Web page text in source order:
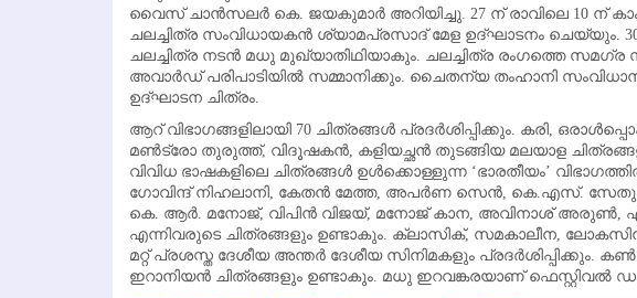
വൈസ് ചാന്‍സലര്‍ കെ. ജയകുമാര്‍ അറിയിച്ചു. 27 ന് രാവിലെ 10 ന്
ചലച്ചിത്ര സംവിധായകന്‍ ശ്യാമപ്രസാദ് മേള ഉദ്ഘാടനം ചെയ്യും.
ചലച്ചിത്ര നടന്‍ മധു മുഖ്യാതിഥിയാകും. ചലച്ചിത്ര രംഗത്തെ സമഗ്ര
അവാര്‍ഡ് പരിപാടിയില്‍ സമ്മാനിക്കും. ചൈതന്യ തംഹാനി
ഉദ്ഘാടന ചിത്രം.
ആറ് വിഭാഗങ്ങളിലായി 70 ചിത്രങ്ങള്‍ പ്രദര്‍ശിപ്പിക്കും. കരി,
മണ്‍ട്രോ തുരുത്ത്, വിദൂഷകന്‍, കളിയച്ഛന്‍ തുടങ്ങിയ മലയാള
വിവിധ ഭാഷകളിലെ ചിത്രങ്ങള്‍ ഉള്‍ക്കൊള്ളുന്ന ‘ഭാരതീയം’
ഗോവിന്ദ് നിഹലാനി, കേതന്‍ മേത്ത, അപര്‍ണ സെന്‍, കെ.എസ്. സേതു
കെ. ആര്‍. മനോജ്, വിപിന്‍ വിജയ്, മനോജ് കാന, അവിനാശ് അരുണ്‍,
എന്നിവരുടെ ചിത്രങ്ങളും ഉണ്ടാകും. ക്ലാസിക്, സമകാലീന,
മറ്റ് പ്രശസ്ത ദേശീയ അന്തര്‍ ദേശീയ സിനിമകളും പ്രദര്‍ശിപ്പിക്കും.
ഇറാനിയന്‍ ചിത്രങ്ങളും ഉണ്ടാകും. മധു ഇറവങ്കരയാണ് ഫെസ്റ്റിവല്‍